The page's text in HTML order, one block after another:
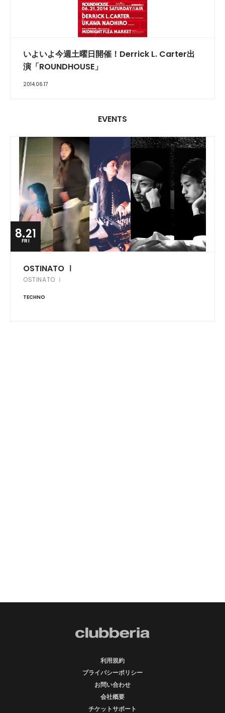
いよいよ今週土曜日開催！Derrick L. Carter出
演「ROUNDHOUSE」
2014.06.17
EVENTS
8.21
FRI
OSTINATO Ⅰ
OSTINATO Ⅰ
TECHNO
利用規約
プライバシーポリシー
お問い合わせ
会社概要
チケットサポート